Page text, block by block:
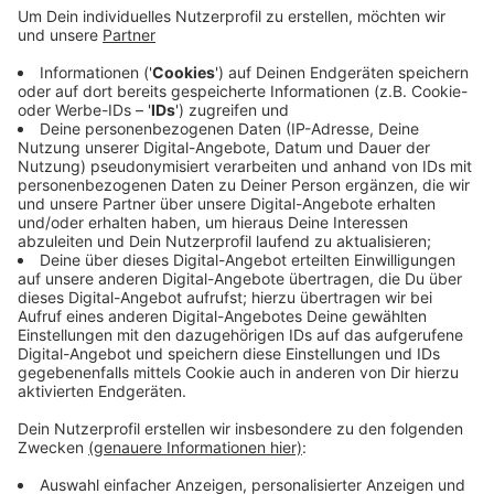
Oberbürgermeister Uwe Schneidewind. Deswegen
sei es wichtig, dass möglichst alle Menschen in
Wuppertal Bescheid wissen, was in einem solchen
Fall zu tun ist. In den 53 Notruf-Meldestellen
bekommen die Menschen im Katastrophenfall
Informationen und bei Bedarf Hilfe. Der AWG-
Kalender wird in diesen Tagen in ganz Wuppertal
verteilt.
Veröffentlicht:Montag, 14.10.2024 10:01
Anzeige
Anzeige